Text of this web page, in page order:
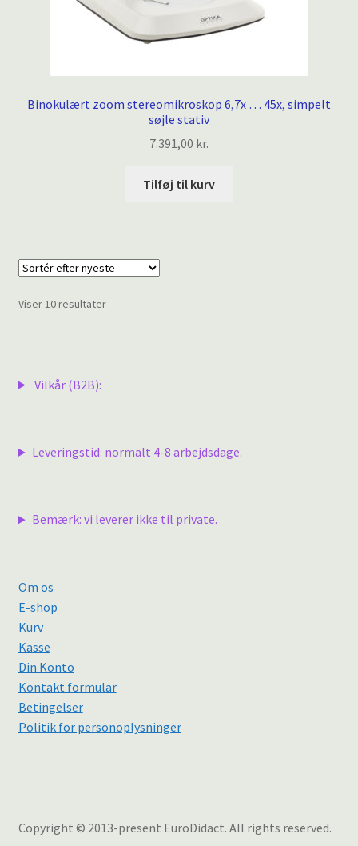
Binokulært zoom stereomikroskop 6,7x … 45x, simpelt
søjle stativ
7.391,00 kr.
Tilføj til kurv
Viser 10 resultaterSorteret
Vilkår (B2B):
Leveringstid: normalt 4-8 arbejdsdage.
Bemærk: vi leverer ikke til private.
Om os
E-shop
Kurv
Kasse
Din Konto
Kontakt formular
Betingelser
Politik for personoplysninger
Copyright © 2013-present EuroDidact. All rights reserved.